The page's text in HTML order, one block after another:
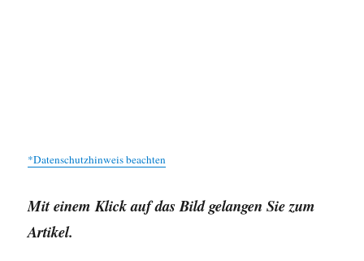
*Datenschutzhinweis beachten
Mit einem Klick auf das Bild gelangen Sie zum
Artikel.